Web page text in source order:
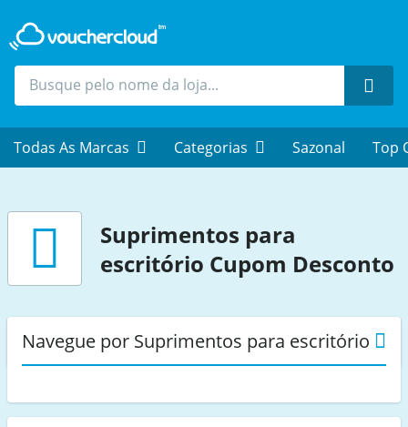
Todas As Marcas Categorias Sazonal Top
Suprimentos para
escritório Cupom Desconto
Navegue por Suprimentos para escritório